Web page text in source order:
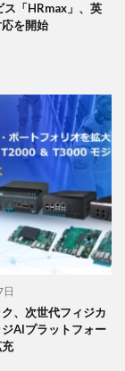
ス「HRmax」、英
を開始
、次世代フィジカ
AIプラットフォー